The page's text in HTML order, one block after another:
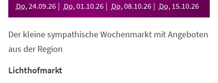
Do, 24.09.26 Do, 01 .10.26 Do, 08.10.26 Do, 15.10.26
Der kleine sympathische Wochenmarkt mit Angeboten
aus der Region
Lichthofmarkt